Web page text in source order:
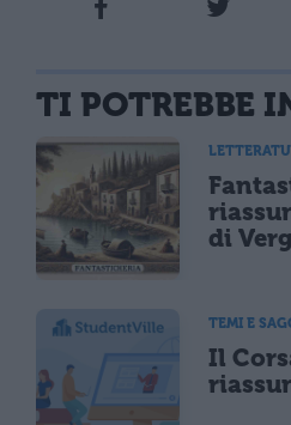
TI POTREBBE
di
TEMI E
Il